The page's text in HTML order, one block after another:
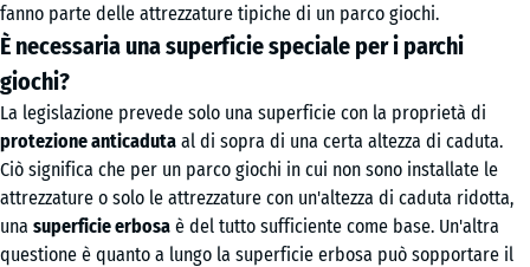
fanno parte delle attrezzature tipiche di un parco giochi.
È necessaria una superficie speciale per i parchi
giochi?
La legislazione prevede solo una superficie con la proprietà di
protezione anticaduta al di sopra di una certa altezza di caduta.
Ciò significa che per un parco giochi in cui non sono installate le
attrezzature o solo le attrezzature con un'altezza di caduta ridotta,
una superficie erbosa è del tutto sufficiente come base. Un'altra
questione è quanto a lungo la superficie erbosa può sopportare il